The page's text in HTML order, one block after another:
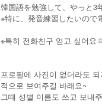
韓国語を勉強して、やっと3
※特に、発音練習したいので
※특히 전화친구 얻고 싶어요
프로필에 사진이 없더라도
적으로 보여주길 바래요~
그때 성별 이름도 쓰고 보내